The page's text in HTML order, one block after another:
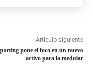
Artículo siguiente
pone el foco en un nuevo
activo para la medular